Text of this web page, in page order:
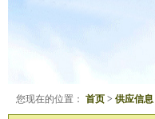
您现在的位置： 首页 > 供应信息